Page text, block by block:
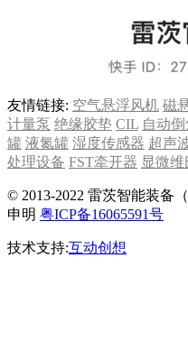
友情链接: 空气悬浮风机 磁
计量泵 绝缘胶垫 CIL 自动
罐 液氮罐 湿度传感器 超声
处理设备 FST牵开器 显微
© 2013-2022 雷茨智能装备
申明 粤ICP备16065591号
技术支持:互动创想